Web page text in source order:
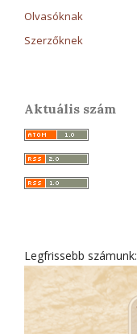
Olvasóknak
Szerzőknek
Aktuális szám
Legfrissebb számunk: